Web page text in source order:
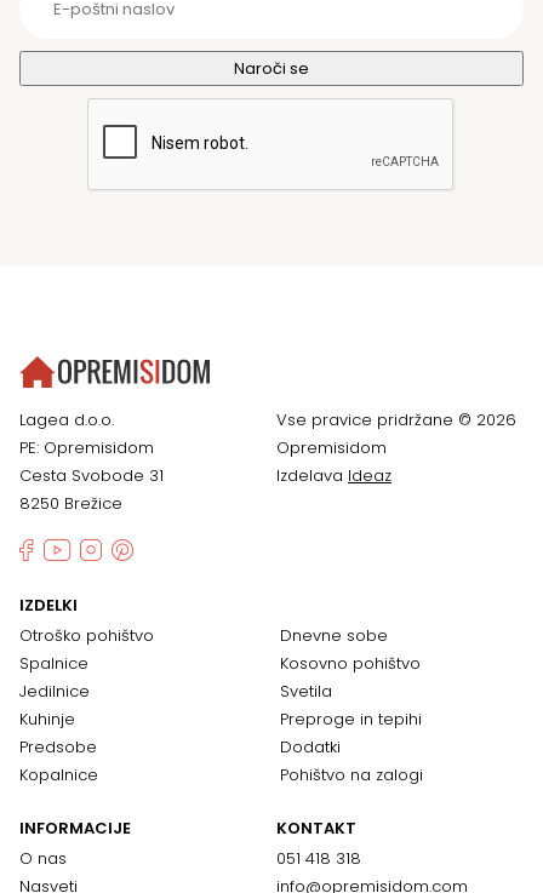
Lagea d.o.o.
PE: Opremisidom
Cesta Svobode 31
8250 Brežice
Vse pravice pridržane © 2026
Opremisidom
Izdelava Ideaz
IZDELKI
Otroško pohištvo
Spalnice
Jedilnice
Kuhinje
Predsobe
Kopalnice
Dnevne sobe
Kosovno pohištvo
Svetila
Preproge in tepihi
Dodatki
Pohištvo na zalogi
INFORMACIJE
O nas
Nasveti
KONTAKT
051 418 318
info@opremisidom.com